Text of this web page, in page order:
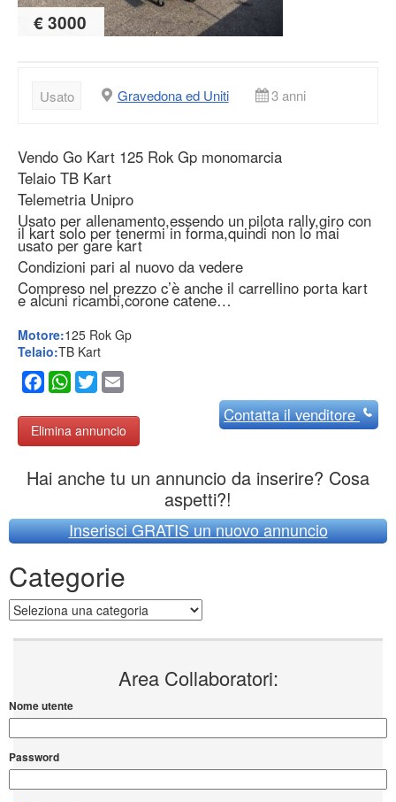
€ 3000
Usato Gravedona ed Uniti 3 anni
Vendo Go Kart 125 Rok Gp monomarcia
Telaio TB Kart
Telemetria Unipro
Usato per allenamento,essendo un pilota rally,giro con
il kart solo per tenermi in forma,quindi non lo mai
usato per gare kart
Condizioni pari al nuovo da vedere
Compreso nel prezzo c’è anche il carrellino porta kart
e alcuni ricambi,corone catene…
Motore:125 Rok Gp
Telaio:TB Kart
Facebook
WhatsApp
Twitter
Elimina annuncio
Contattail venditore
Hai anche tu un annuncio da inserire? Cosa
aspetti?!
Inserisci GRATIS un nuovo annuncio
Categorie
Categorie
Area Collaboratori:
Nome utente
Password